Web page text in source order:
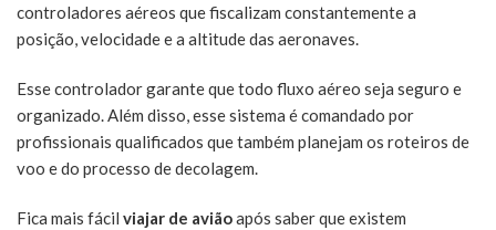
controladores aéreos que fiscalizam constantemente a
posição, velocidade e a altitude das aeronaves.
Esse controlador garante que todo fluxo aéreo seja seguro e
organizado. Além disso, esse sistema é comandado por
profissionais qualificados que também planejam os roteiros de
voo e do processo de decolagem.
Fica mais fácil viajar de aviãoapós saber que existem